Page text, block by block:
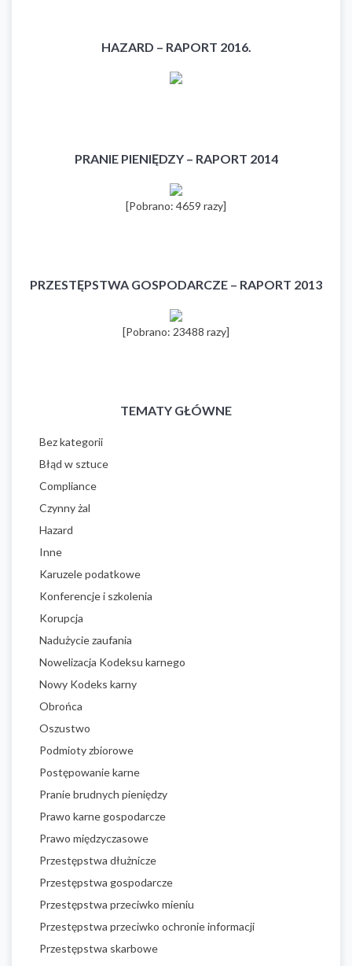
HAZARD – RAPORT 2016.
PRANIE PIENIĘDZY – RAPORT 2014
[Pobrano: 4659 razy]
PRZESTĘPSTWA GOSPODARCZE – RAPORT 2013
[Pobrano: 23488 razy]
TEMATY GŁÓWNE
Bez kategorii
Błąd w sztuce
Compliance
Czynny żal
Hazard
Inne
Karuzele podatkowe
Konferencje i szkolenia
Korupcja
Nadużycie zaufania
Nowelizacja Kodeksu karnego
Nowy Kodeks karny
Obrońca
Oszustwo
Podmioty zbiorowe
Postępowanie karne
Pranie brudnych pieniędzy
Prawo karne gospodarcze
Prawo międzyczasowe
Przestępstwa dłużnicze
Przestępstwa gospodarcze
Przestępstwa przeciwko mieniu
Przestępstwa przeciwko ochronie informacji
Przestępstwa skarbowe